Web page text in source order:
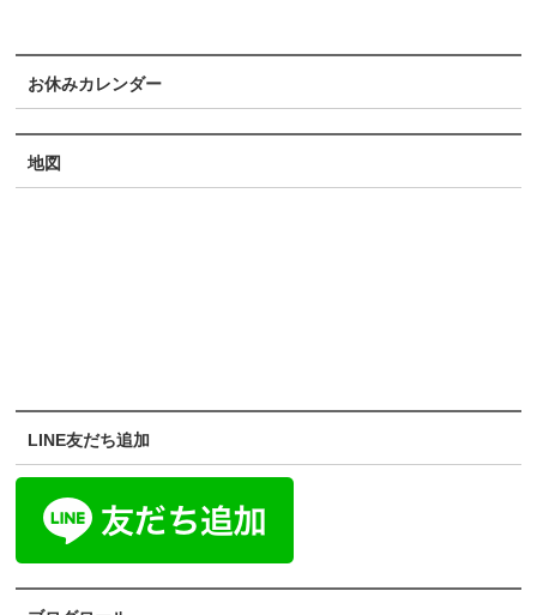
お休みカレンダー
地図
LINE友だち追加